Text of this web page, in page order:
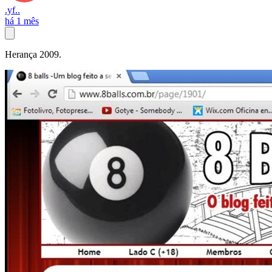
.yf..
há 1 mês
Herança 2009.